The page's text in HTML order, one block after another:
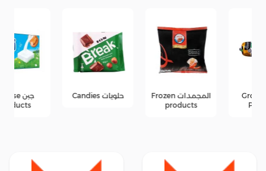
المجمدات Frozen
حلويات Candies
جبن Cheese